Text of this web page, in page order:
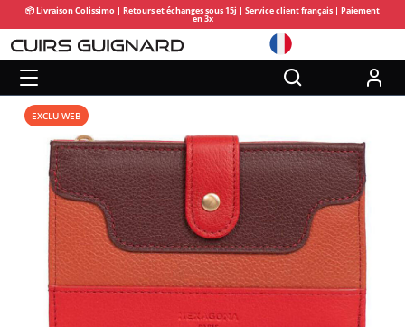
📦 Livraison Colissimo | Retours et échanges sous 15j | Service client français | Paiement
en 3x
EXCLU WEB